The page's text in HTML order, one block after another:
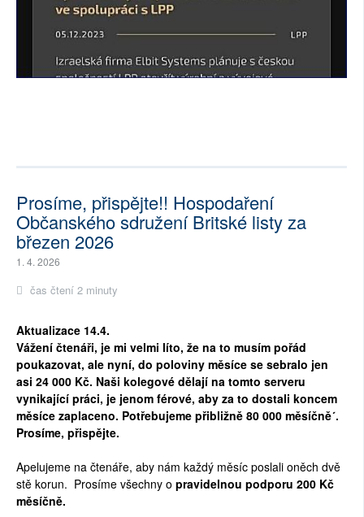
Prosíme, přispějte!! Hospodaření
Občanského sdružení Britské listy za
březen 2026
1. 4. 2026
čas čtení 2 minuty
Aktualizace 14.4.
Vážení čtenáři, je mi velmi líto, že na to musím pořád
poukazovat, ale nyní, do poloviny měsíce se sebralo jen
asi 24 000 Kč. Naši kolegové dělají na tomto serveru
vynikající práci, je jenom férové, aby za to dostali koncem
měsíce zaplaceno. Potřebujeme přibližně 80 000 měsíčně´.
Prosíme, přispějte.
Apelujeme na čtenáře, aby nám každý měsíc poslali oněch dvě
stě korun. Prosíme všechny o pravidelnou podporu 200 Kč
měsíčně.